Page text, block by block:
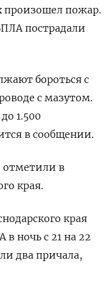
‌произошел пожар.
​пострадали
бороться с
с мазутом.
1.500
в сообщении.
отметили в
края.
края
ночь с 21 ‍на 22
два причала,